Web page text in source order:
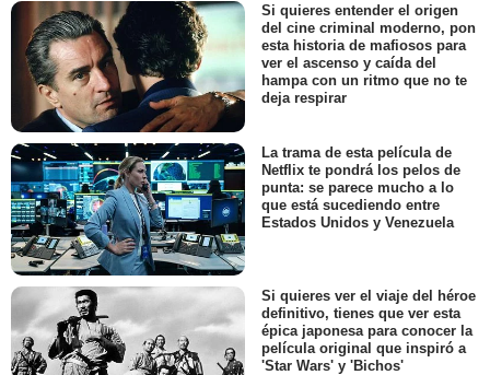
Si quieres entender el origen
del cine criminal moderno, pon
esta historia de mafiosos para
ver el ascenso y caída del
hampa con un ritmo que no te
deja respirar
La trama de esta película de
Netflix te pondrá los pelos de
punta: se parece mucho a lo
que está sucediendo entre
Estados Unidos y Venezuela
Si quieres ver el viaje del héroe
definitivo, tienes que ver esta
épica japonesa para conocer la
película original que inspiró a
'Star Wars' y 'Bichos'